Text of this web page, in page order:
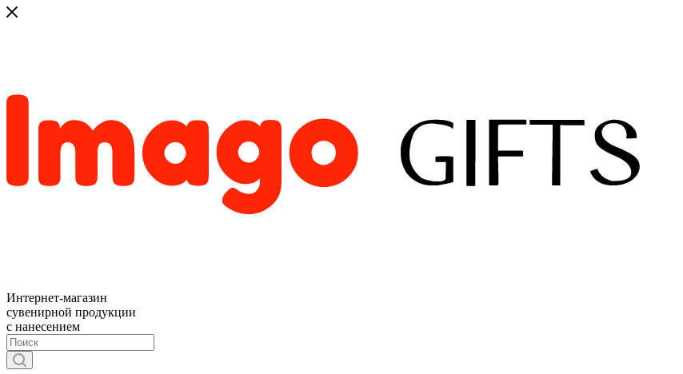
Интернет-магазин
сувенирной продукции
с нанесением